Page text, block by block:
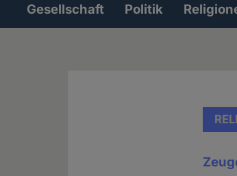
Hauptnavigation
Gesellschaft Politik